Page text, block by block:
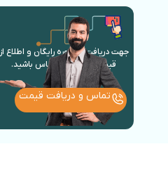
جهت دریافت مشاوره رایگان و اطلاع از
قیمت روز با ما در تماس باشید.
تماس و دریافت قیمت